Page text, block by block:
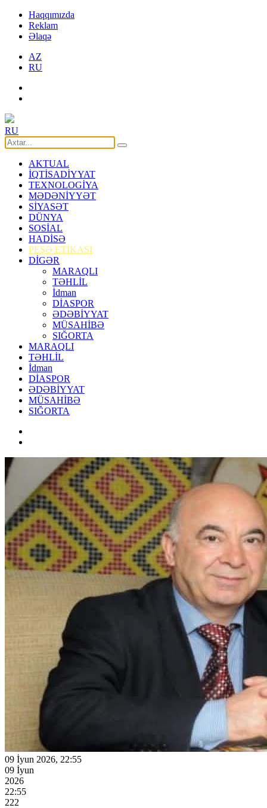
Haqqımızda
Reklam
Əlaqə
AZ
RU
RU
AKTUAL
İQTİSADİYYAT
TEXNOLOGİYA
MƏDƏNİYYƏT
SİYASƏT
DÜNYA
SOSİAL
HADİSƏ
PEŞƏ ETİKASI
DİGƏR
MARAQLI
TƏHLİL
İdman
DİASPOR
ƏDƏBİYYAT
MÜSAHİBƏ
SIĞORTA
MARAQLI
TƏHLİL
İdman
DİASPOR
ƏDƏBİYYAT
MÜSAHİBƏ
SIĞORTA
09 İyun 2026, 22:55
09 İyun
2026
22:55
222